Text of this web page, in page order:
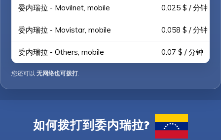
委内瑞拉 - Movilnet, mobile 0.025 $ / 分钟
委内瑞拉 - Movistar, mobile 0.058 $ / 分钟
委内瑞拉 - Others, mobile 0.07 $ / 分钟
您还可以 无网络也可拨打.
如何拨打到委内瑞拉?